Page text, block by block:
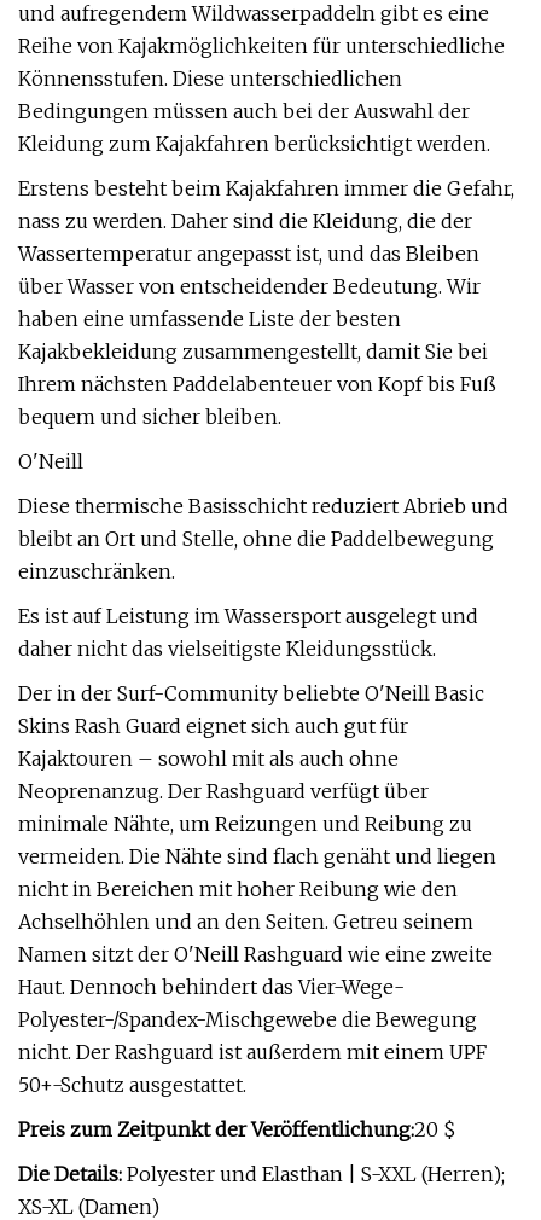
und aufregendem Wildwasserpaddeln gibt es eine
Reihe von Kajakmöglichkeiten für unterschiedliche
Könnensstufen. Diese unterschiedlichen
Bedingungen müssen auch bei der Auswahl der
Kleidung zum Kajakfahren berücksichtigt werden.
Erstens besteht beim Kajakfahren immer die Gefahr,
nass zu werden. Daher sind die Kleidung, die der
Wassertemperatur angepasst ist, und das Bleiben
über Wasser von entscheidender Bedeutung. Wir
haben eine umfassende Liste der besten
Kajakbekleidung zusammengestellt, damit Sie bei
Ihrem nächsten Paddelabenteuer von Kopf bis Fuß
bequem und sicher bleiben.
O'Neill
Diese thermische Basisschicht reduziert Abrieb und
bleibt an Ort und Stelle, ohne die Paddelbewegung
einzuschränken.
Es ist auf Leistung im Wassersport ausgelegt und
daher nicht das vielseitigste Kleidungsstück.
Der in der Surf-Community beliebte O'Neill Basic
Skins Rash Guard eignet sich auch gut für
Kajaktouren – sowohl mit als auch ohne
Neoprenanzug. Der Rashguard verfügt über
minimale Nähte, um Reizungen und Reibung zu
vermeiden. Die Nähte sind flach genäht und liegen
nicht in Bereichen mit hoher Reibung wie den
Achselhöhlen und an den Seiten. Getreu seinem
Namen sitzt der O'Neill Rashguard wie eine zweite
Haut. Dennoch behindert das Vier-Wege-
Polyester-/Spandex-Mischgewebe die Bewegung
nicht. Der Rashguard ist außerdem mit einem UPF
50+-Schutz ausgestattet.
Preis zum Zeitpunkt der Veröffentlichung:20 $
Die Details: Polyester und Elasthan | S-XXL (Herren);
XS-XL (Damen)